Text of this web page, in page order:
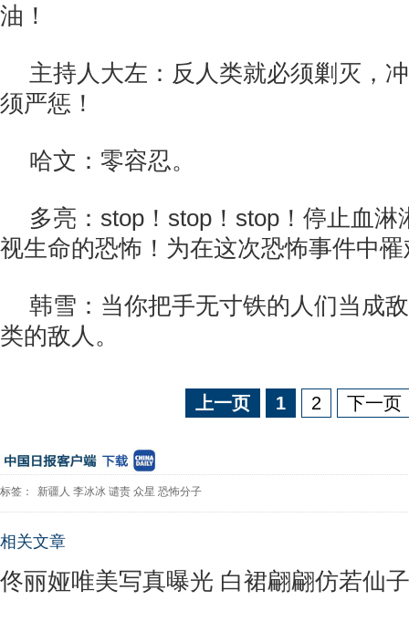
油！
主持人大左：反人类就必须剿灭，
须严惩！
哈文：零容忍。
多亮：stop！stop！stop！停止血淋
视生命的恐怖！为在这次恐怖事件中
韩雪：当你把手无寸铁的人们当成
类的敌人。
上一页 1 2 下一页
标签： 新疆人 李冰冰 谴责 众星 恐怖分子
相关文章
佟丽娅唯美写真曝光 白裙翩翩仿若仙子